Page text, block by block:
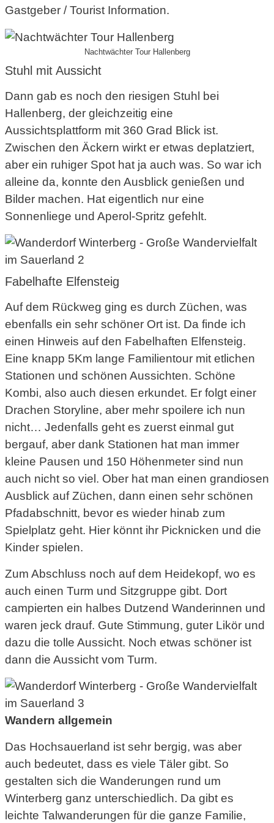
Gastgeber / Tourist Information.
Nachtwächter Tour Hallenberg
Stuhl mit Aussicht
Dann gab es noch den riesigen Stuhl bei
Hallenberg, der gleichzeitig eine
Aussichtsplattform mit 360 Grad Blick ist.
Zwischen den Äckern wirkt er etwas deplatziert,
aber ein ruhiger Spot hat ja auch was. So war ich
alleine da, konnte den Ausblick genießen und
Bilder machen. Hat eigentlich nur eine
Sonnenliege und Aperol-Spritz gefehlt.
Fabelhafte Elfensteig
Auf dem Rückweg ging es durch Züchen, was
ebenfalls ein sehr schöner Ort ist. Da finde ich
einen Hinweis auf den Fabelhaften Elfensteig.
Eine knapp 5Km lange Familientour mit etlichen
Stationen und schönen Aussichten. Schöne
Kombi, also auch diesen erkundet. Er folgt einer
Drachen Storyline, aber mehr spoilere ich nun
nicht… Jedenfalls geht es zuerst einmal gut
bergauf, aber dank Stationen hat man immer
kleine Pausen und 150 Höhenmeter sind nun
auch nicht so viel. Ober hat man einen grandiosen
Ausblick auf Züchen, dann einen sehr schönen
Pfadabschnitt, bevor es wieder hinab zum
Spielplatz geht. Hier könnt ihr Picknicken und die
Kinder spielen.
Zum Abschluss noch auf dem Heidekopf, wo es
auch einen Turm und Sitzgruppe gibt. Dort
campierten ein halbes Dutzend Wanderinnen und
waren jeck drauf. Gute Stimmung, guter Likör und
dazu die tolle Aussicht. Noch etwas schöner ist
dann die Aussicht vom Turm.
Wandern allgemein
Das Hochsauerland ist sehr bergig, was aber
auch bedeutet, dass es viele Täler gibt. So
gestalten sich die Wanderungen rund um
Winterberg ganz unterschiedlich. Da gibt es
leichte Talwanderungen für die ganze Familie,